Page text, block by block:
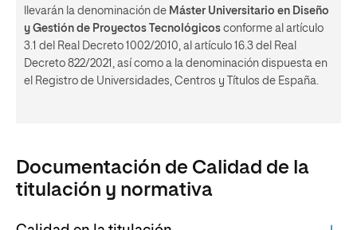
llevarán la denominación de Máster Universitario en Diseño
y Gestión de Proyectos Tecnológicos conforme al artículo
3.1 del Real Decreto 1002/2010, al artículo 16.3 del Real
Decreto 822/2021, así como a la denominación dispuesta en
el Registro de Universidades, Centros y Títulos de España.
Documentación de Calidad de la
titulación y normativa